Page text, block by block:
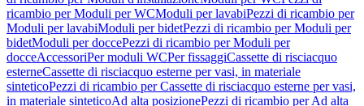
ricambio per Moduli per WCModuli per lavabiPezzi di ricambio per
Moduli per lavabiModuli per bidetPezzi di ricambio per Moduli per
bidetModuli per doccePezzi di ricambio per Moduli per
docceAccessoriPer moduli WCPer fissaggiCassette di risciacquo
esterneCassette di risciacquo esterne per vasi, in materiale
sinteticoPezzi di ricambio per Cassette di risciacquo esterne per vasi,
in materiale sinteticoAd alta posizionePezzi di ricambio per Ad alta